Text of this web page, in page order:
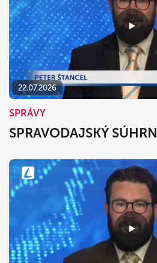
22.07.2026
SPRÁVY
SPRAVODAJSKÝ SÚHRN